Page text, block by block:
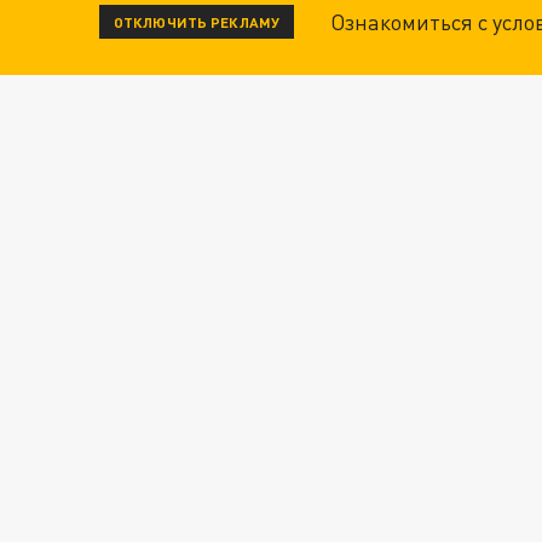
ОТКЛЮЧИТЬ РЕКЛАМУ Ознакомиться с